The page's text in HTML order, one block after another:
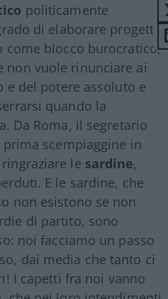
politicamente
di elaborare progetti
come blocco burocratico,
non vuole rinunciare ai
del potere assoluto e
quando la
Da Roma, il segretario
scempiaggine in
le sardine,
E le sardine, che
non esistono se non
di partito, sono
noi facciamo un passo
dai media che tanto ci
I capetti fra noi vanno